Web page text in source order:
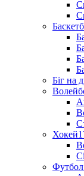
Біг на
Хокей
Футбол